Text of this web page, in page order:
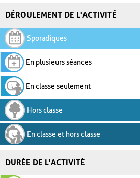
DÉROULEMENT DE L'ACTIVITÉ
Sporadiques
En plusieurs séances
En classe seulement
Hors classe
En classe et hors classe
DURÉE DE L'ACTIVITÉ